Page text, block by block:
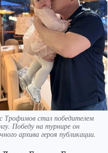
Трофимов стал победителем
Победу на турнире он
архива героя публикации.